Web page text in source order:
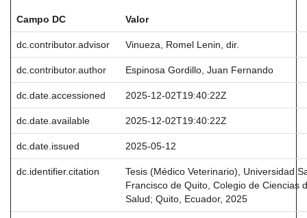
Campo DC Valor
dc.contributor.advisor Vinueza, Romel Lenin, dir.
dc.contributor.author Espinosa Gordillo, Juan Fernando
dc.date.accessioned 2025-12-02T19:40:22Z
dc.date.available 2025-12-02T19:40:22Z
dc.date.issued 2025-05-12
dc.identifier.citation
Tesis (Médico Veterinario), Universidad
Francisco de Quito, Colegio de Ciencias
Salud; Quito, Ecuador, 2025